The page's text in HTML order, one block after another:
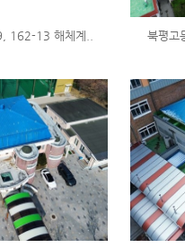
162-13 해체계.. 북평고